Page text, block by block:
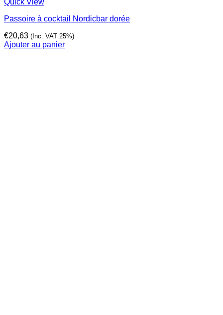
Passoire à cocktail Nordicbar dorée
€20,63 (Inc. VAT 25%)
Ajouter au panier